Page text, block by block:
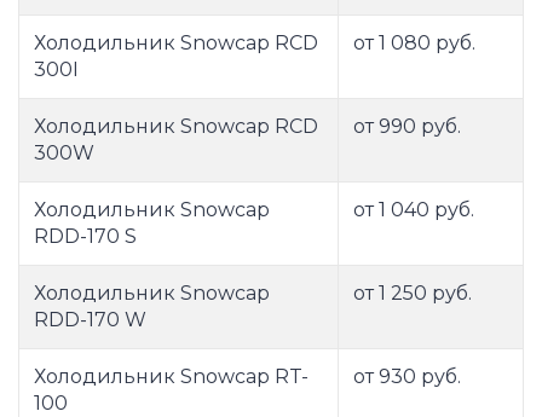
Холодильник Snowcap RCD
300I
от 1 080 руб.
Холодильник Snowcap RCD
300W
от 990 руб.
Холодильник Snowcap
RDD-170 S
от 1 040 руб.
Холодильник Snowcap
RDD-170 W
от 1 250 руб.
Холодильник Snowcap RT-
100
от 930 руб.